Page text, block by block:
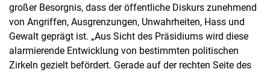
großer Besorgnis, dass der öffentliche Diskurs zunehmend
von Angriffen, Ausgrenzungen, Unwahrheiten, Hass und
Gewalt geprägt ist. „Aus Sicht des Präsidiums wird diese
alarmierende Entwicklung von bestimmten politischen
Zirkeln gezielt befördert. Gerade auf der rechten Seite des